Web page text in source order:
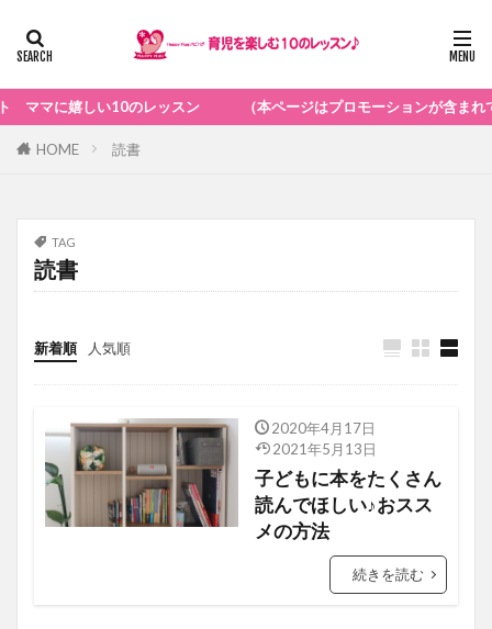
のレッスン （本ページはプロモーションが含まれています）
HOME 読書
TAG
読書
新着順 人気順
子育てお役立ち情報
2020年4月17日
2021年5月13日
子どもに本をたくさん
読んでほしい♪おスス
メの方法
続きを読む